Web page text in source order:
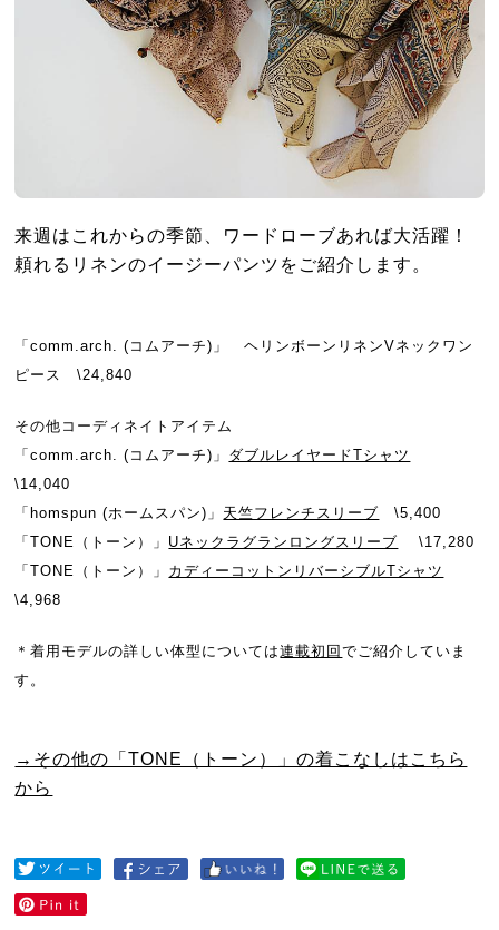
来週はこれからの季節、ワードローブあれば大活躍！
頼れるリネンのイージーパンツをご紹介します。
「comm.arch. (コムアーチ)」 ヘリンボーンリネンVネックワン
ピース \24,840
その他コーディネイトアイテム
「comm.arch. (コムアーチ)」 ダブルレイヤードTシャツ
\14,040
「homspun (ホームスパン)」 天竺フレンチスリーブ \5,400
「TONE（トーン）」 Uネックラグランロングスリーブ \17,280
「TONE（トーン）」 カディーコットンリバーシブルTシャツ
\4,968
＊着用モデルの詳しい体型については連載初回でご紹介していま
す。
→その他の「TONE（トーン）」の着こなしはこちら
から